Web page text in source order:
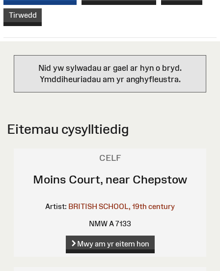
Tirwedd
Nid yw sylwadau ar gael ar hyn o bryd.
Ymddiheuriadau am yr anghyfleustra.
Eitemau cysylltiedig
CELF
Moins Court, near Chepstow
Artist: BRITISH SCHOOL, 19th century
NMW A 7133
Mwy am yr eitem hon